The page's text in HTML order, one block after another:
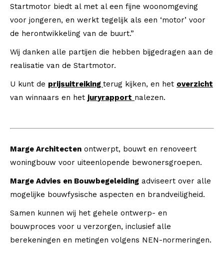
Startmotor biedt al met al een fijne woonomgeving
voor jongeren, en werkt tegelijk als een ‘motor’ voor
de herontwikkeling van de buurt.”
Wij danken alle partijen die hebben bijgedragen aan de
realisatie van de Startmotor.
U kunt de prijsuitreiking terug kijken, en het overzicht
van winnaars en het juryrapport nalezen.
Marge Architecten ontwerpt, bouwt en renoveert
woningbouw voor uiteenlopende bewonersgroepen.
Marge Advies en Bouwbegeleiding adviseert over alle
mogelijke bouwfysische aspecten en brandveiligheid.
Samen kunnen wij het gehele ontwerp- en
bouwproces voor u verzorgen, inclusief alle
berekeningen en metingen volgens NEN-normeringen.